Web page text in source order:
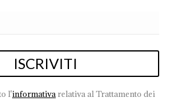
l'informativa relativa al Trattamento dei